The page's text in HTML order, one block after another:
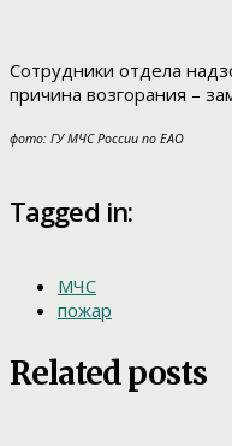
Сотрудники отдела
причина возгорания –
фото: ГУ МЧС России по ЕАО
Tagged in:
МЧС
пожар
Related posts